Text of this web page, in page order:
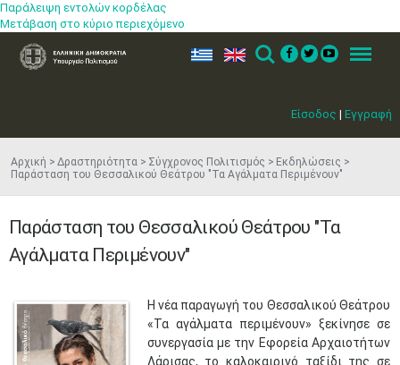
Παράλειψη εντολών κορδέλας
Μετάβαση στο κύριο περιεχόμενο
Είσοδος | Εγγραφή
ελ en Search Menu
Αρχική Δραστηριότητα Σύγχρονος Πολιτισμός
Εκδηλώσεις
Παράσταση του Θεσσαλικού Θεάτρου "Τα Αγάλματα Περιμένουν"
Παράσταση του Θεσσαλικού Θεάτρου "Τα
Αγάλματα Περιμένουν"
​Η νέα παραγωγή του Θεσσαλικού Θεάτρου
«Τα αγάλματα περιμένουν» ξεκίνησε σε
συνεργασία με την Εφορεία Αρχαιοτήτων
Λάρισας, το καλοκαιρινό ταξίδι της σε